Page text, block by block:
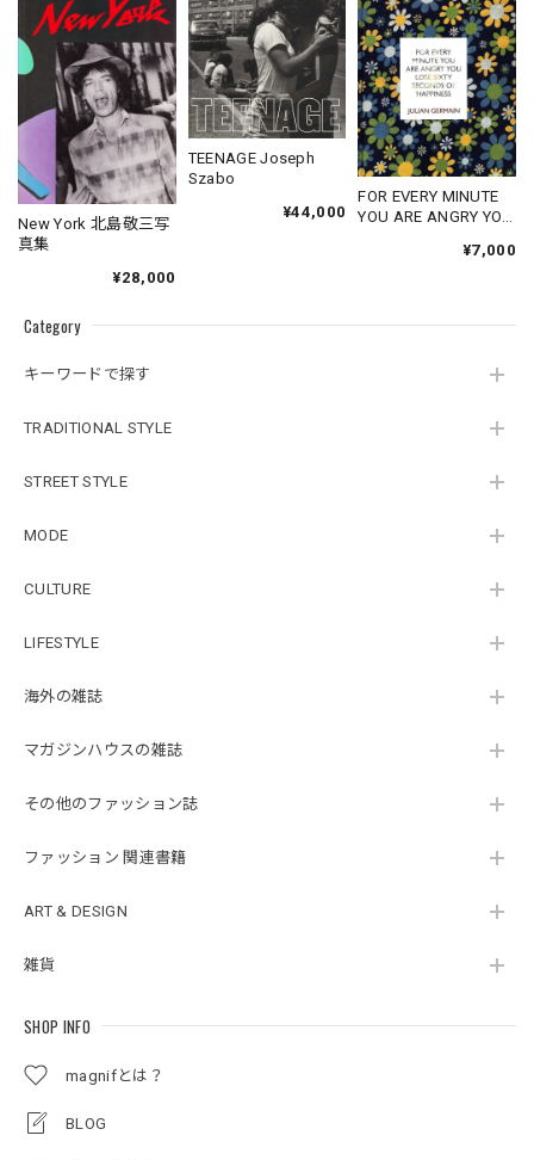
Category
キーワードで探す
TRADITIONAL STYLE
STREET STYLE
MODE
CULTURE
LIFESTYLE
海外の雑誌
マガジンハウスの雑誌
その他のファッション誌
ファッション 関連書籍
ART & DESIGN
雑貨
SHOP INFO
magnifとは？
BLOG
New York 北島敬三写
真集
¥28,000
TEENAGE Joseph
Szabo
¥44,000
FOR EVERY MINUTE
YOU ARE ANGRY YOU
¥7,000